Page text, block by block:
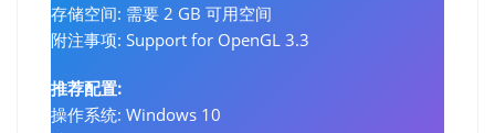
存储空间: 需要 2 GB 可用空间
附注事项: Support for OpenGL 3.3
推荐配置:
操作系统: Windows 10